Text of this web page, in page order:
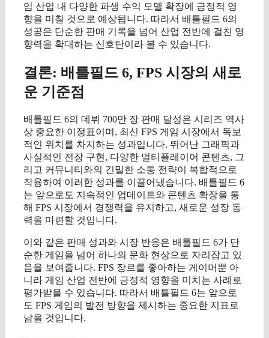
임 산업 내 다양한 파생 수익 모델 확장에 긍정적 영
향을 미칠 것으로 예상됩니다. 따라서 배틀필드 6의
성공은 단순한 판매 기록을 넘어 산업 전반에 걸친 영
향력을 확대하는 신호탄이라 볼 수 있습니다.
결론: 배틀필드 6, FPS 시장의 새로
운 기준점
배틀필드 6의 데뷔 700만 장 판매 달성은 시리즈 역사
상 중요한 이정표이며, 최신 FPS 게임 시장에서 독보
적인 위치를 차지하는 성과입니다. 뛰어난 그래픽과
사실적인 전장 구현, 다양한 멀티플레이어 콘텐츠, 그
리고 커뮤니티와의 긴밀한 소통 전략이 복합적으로
작용하여 이러한 성과를 이끌어냈습니다. 배틀필드 6
는 앞으로도 지속적인 업데이트와 콘텐츠 확장을 통
해 FPS 시장에서 경쟁력을 유지하고, 새로운 성장 동
력을 마련할 것입니다.
이와 같은 판매 성과와 시장 반응은 배틀필드 6가 단
순한 게임을 넘어 하나의 문화 현상으로 자리잡고 있
음을 보여줍니다. FPS 장르를 좋아하는 게이머뿐 아
니라 게임 산업 전반에 긍정적 영향을 미치는 사례로
평가받을 수 있습니다. 따라서 배틀필드 6는 앞으로
도 FPS 게임의 발전 방향을 제시하는 중요한 지표로
남을 것입니다.